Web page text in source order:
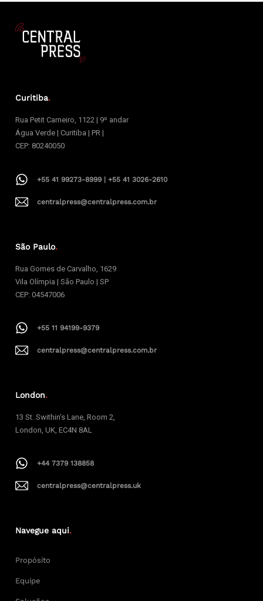
Curitiba.
Rua Petit Carneiro, 1122 | 9º andar
Água Verde | Curitiba | PR |
CEP: 80240050
+55 41 99273-8999 | +55 41 3026-2610
centralpress@centralpress.com.br
São Paulo.
Rua Gomes de Carvalho, 1629
Vila Olímpia | São Paulo | SP
CEP: 04547006
+55 11 94199-9379
centralpress@centralpress.com.br
London.
13 St. Swithin’s Lane, Room 2,
London, UK, EC4N 8AL
+44 7379 138858
centralpress@centralpress.uk
Navegue aqui.
Propósito
Equipe